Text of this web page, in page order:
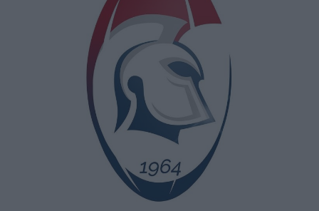
Internazionale
United Rugby Championship
Premiership
Champions Cup